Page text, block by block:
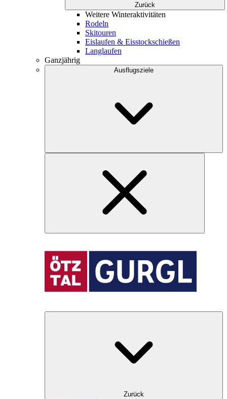
Zurück
Weitere Winteraktivitäten
Rodeln
Skitouren
Eislaufen & Eisstockschießen
Langlaufen
Ganzjährig
Ausflugsziele
Zurück